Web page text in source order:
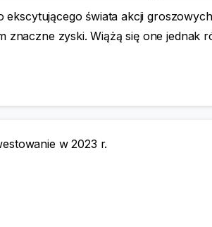
ekscytującego świata akcji
znaczne zyski. Wiążą się one jednak